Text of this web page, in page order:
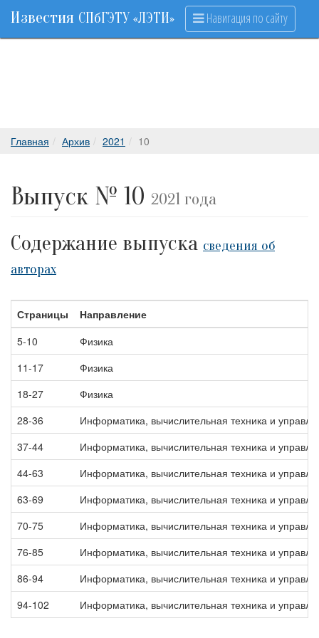
Известия СПбГЭТУ «ЛЭТИ» Навигация по сайту
Главная Архив 2021 10
Выпуск № 10 2021 года
Содержание выпуска сведения об
авторах
Страницы
Направление
5-10
Физика
11-17
Физика
18-27
Физика
28-36
Информатика, вычислительная техника и
37-44
Информатика, вычислительная техника и
44-63
Информатика, вычислительная техника и
63-69
Информатика, вычислительная техника и
70-75
Информатика, вычислительная техника и
76-85
Информатика, вычислительная техника и
86-94
Информатика, вычислительная техника и
94-102
Информатика, вычислительная техника и